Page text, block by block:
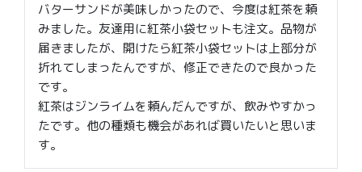
バターサンドが美味しかったので、今度は紅茶を頼
みました。友達用に紅茶小袋セットも注文。品物が
届きましたが、開けたら紅茶小袋セットは上部分が
折れてしまったんですが、修正できたので良かった
です。
紅茶はジンライムを頼んだんですが、飲みやすかっ
たです。他の種類も機会があれば買いたいと思いま
す。